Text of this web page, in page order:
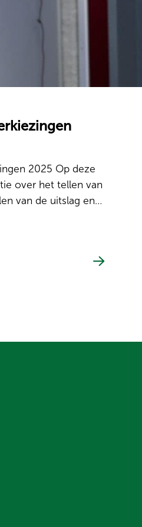
2025 Op deze
over het tellen van
van de uitslag en…